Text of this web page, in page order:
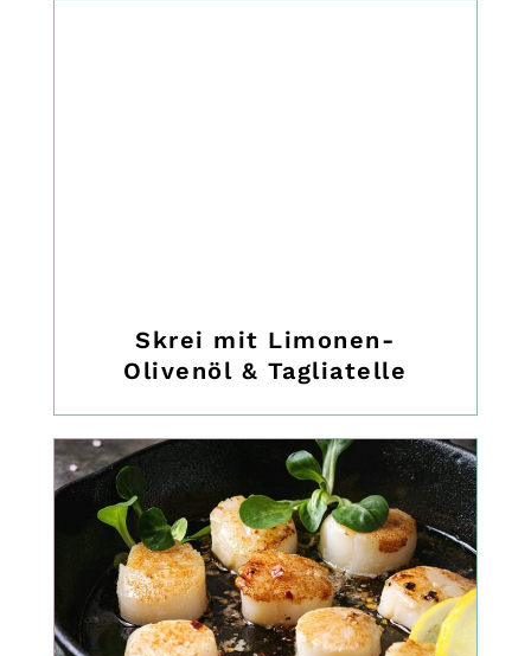
Skrei mit Limonen-
Olivenöl & Tagliatelle